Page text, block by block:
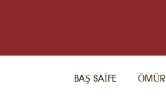
BAŞ SAİFE ÖMÜR